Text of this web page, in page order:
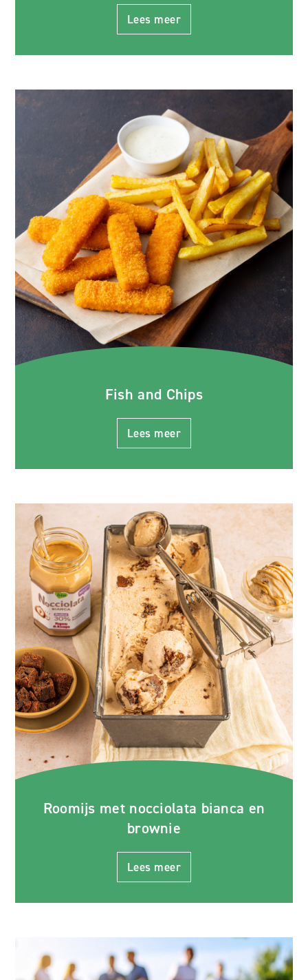
Lees meer
Fish and Chips
Lees meer
Roomijs met nocciolata bianca en
brownie
Lees meer